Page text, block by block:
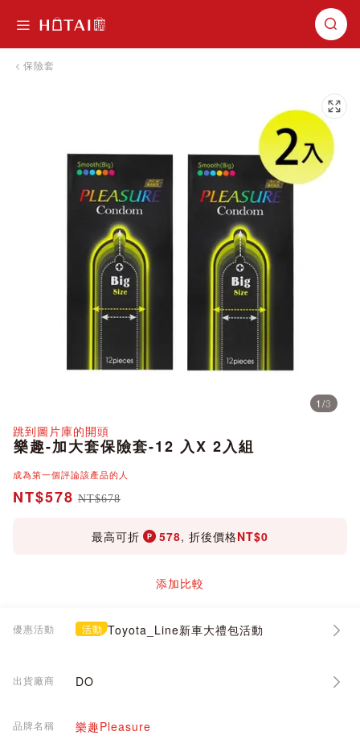
保險套
1 /3
跳到圖片庫的開頭
樂趣-加大套保險套-12 入X 2入組
成為第一個評論該產品的人
NT$578 NT$678
最高可折 578, 折後價格NT$0
添加比較
優惠活動 活動 Toyota_Line新車大禮包活動
出貨廠商 DO
品牌名稱 樂趣Pleasure